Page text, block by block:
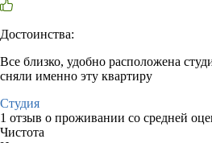
Достоинства:
Все близко, удобно расположена
сняли именно эту квартиру
Студия
1 отзыв о проживании со средней
Чистота